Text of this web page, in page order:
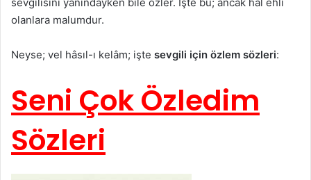
olanlara malumdur.
Neyse; vel hâsıl-ı kelâm; işte sevgili için özlem sözleri:
Seni Çok Özledim
Sözleri